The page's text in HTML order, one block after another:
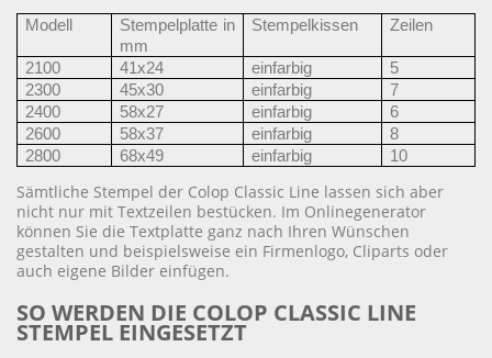
Modell
Stempelplatte in
mm
Stempelkissen Zeilen
2100 41x24 einfarbig
5
2300
45x30 einfarbig
7
2400
58x27 einfarbig
6
2600
58x37 einfarbig
8
2800
68x49 einfarbig 10
Sämtliche Stempel der Colop Classic Line lassen sich aber
nicht nur mit Textzeilen bestücken. Im Onlinegenerator
können Sie die Textplatte ganz nach Ihren Wünschen
gestalten und beispielsweise ein Firmenlogo, Cliparts oder
auch eigene Bilder einfügen.
SO WERDEN DIE COLOP CLASSIC LINE
STEMPEL EINGESETZT